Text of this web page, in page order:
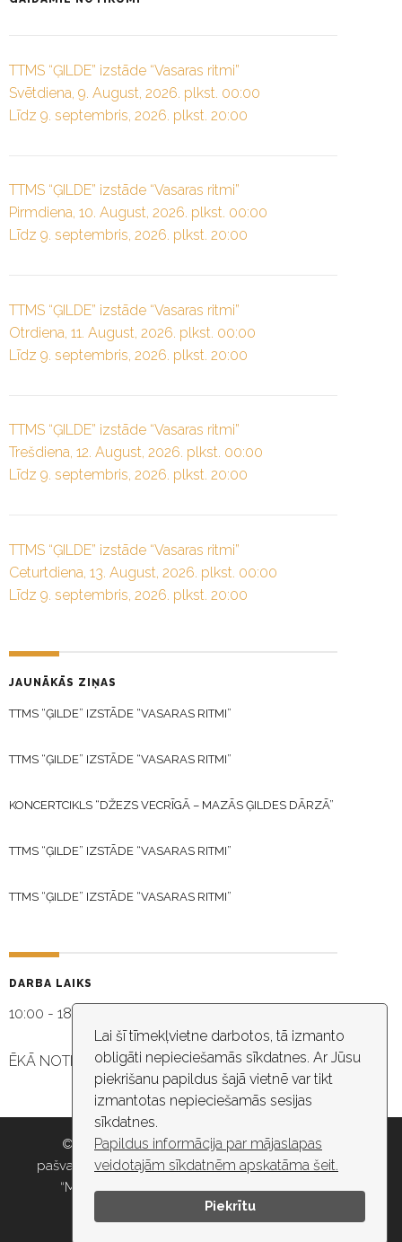
Lai šī tīmekļvietne darbotos, tā izmanto
obligāti nepieciešamās sīkdatnes. Ar Jūsu
piekrišanu papildus šajā vietnē var tikt
izmantotas nepieciešamās sesijas
sīkdatnes.
Papildus informācija par mājaslapas
veidotajām sīkdatnēm apskatāma šeit.
Piekrītu
TTMS “ĢILDE” izstāde “Vasaras ritmi”
Svētdiena, 9. August, 2026. plkst. 00:00
Līdz 9. septembris, 2026. plkst. 20:00
TTMS “ĢILDE” izstāde “Vasaras ritmi”
Pirmdiena, 10. August, 2026. plkst. 00:00
Līdz 9. septembris, 2026. plkst. 20:00
TTMS “ĢILDE” izstāde “Vasaras ritmi”
Otrdiena, 11. August, 2026. plkst. 00:00
Līdz 9. septembris, 2026. plkst. 20:00
TTMS “ĢILDE” izstāde “Vasaras ritmi”
Trešdiena, 12. August, 2026. plkst. 00:00
Līdz 9. septembris, 2026. plkst. 20:00
TTMS “ĢILDE” izstāde “Vasaras ritmi”
Ceturtdiena, 13. August, 2026. plkst. 00:00
Līdz 9. septembris, 2026. plkst. 20:00
JAUNĀKĀS ZIŅAS
TTMS “ĢILDE” IZSTĀDE “VASARAS RITMI”
TTMS “ĢILDE” IZSTĀDE “VASARAS RITMI”
KONCERTCIKLS “DŽEZS VECRĪGĀ – MAZĀS ĢILDES DĀRZĀ”
TTMS “ĢILDE” IZSTĀDE “VASARAS RITMI”
TTMS “ĢILDE” IZSTĀDE “VASARAS RITMI”
DARBA LAIKS
10:00 - 18:30
ĒKĀ NOTIEK VIDEO NOVĒROŠANA
© 2026 Rīgas pašvaldība, Rīgas valstspilsētas
pašvaldības iestāde “Kultūras un tautas mākslas centrs
“Mazā Ģilde”” , e-pasts: maza.gilde@riga.lv, tālr:
67037418